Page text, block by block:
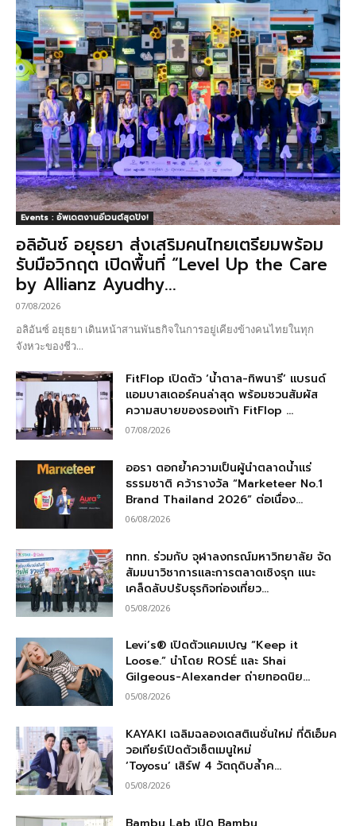
Events : อัพเดตงานอีเวนต์สุดปัง!
อลิอันซ์ อยุธยา ส่งเสริมคนไทยเตรียมพร้อม
รับมือวิกฤต เปิดพื้นที่ “Level Up the Care
by Allianz Ayudhy...
07/08/2026
อลิอันซ์ อยุธยา เดินหน้าสานพันธกิจในการอยู่เคียงข้างคนไทยในทุก
จังหวะของชีว...
FitFlop เปิดตัว ‘น้ำตาล-ทิพนารี’ แบรนด์
แอมบาสเดอร์คนล่าสุด พร้อมชวนสัมผัส
ความสบายของรองเท้า FitFlop ...
07/08/2026
ออรา ตอกย้ำความเป็นผู้นำตลาดน้ำแร่
ธรรมชาติ คว้ารางวัล “Marketeer No.1
Brand Thailand 2026” ต่อเนื่อง...
06/08/2026
ททท. ร่วมกับ จุฬาลงกรณ์มหาวิทยาลัย จัด
สัมมนาวิชาการและการตลาดเชิงรุก แนะ
เคล็ดลับปรับธุรกิจท่องเที่ยว...
05/08/2026
Levi’s® เปิดตัวแคมเปญ “Keep it
Loose.” นำโดย ROSÉ และ Shai
Gilgeous-Alexander ถ่ายทอดนิย...
05/08/2026
KAYAKI เฉลิมฉลองเดสติเนชั่นใหม่ ที่ดิเอ็มค
วอเทียร์เปิดตัวเซ็ตเมนูใหม่
‘Toyosu’ เสิร์ฟ 4 วัตถุดิบล้ำค...
05/08/2026